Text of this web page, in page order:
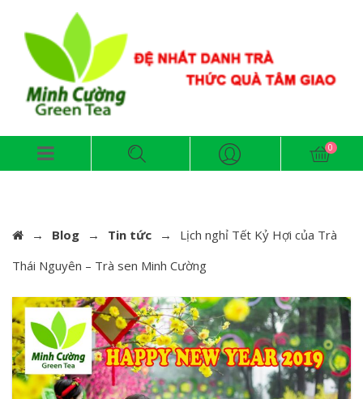
→ Blog → Tin tức →
Lịch nghỉ Tết Kỷ Hợi của Trà
Thái Nguyên – Trà sen Minh Cường